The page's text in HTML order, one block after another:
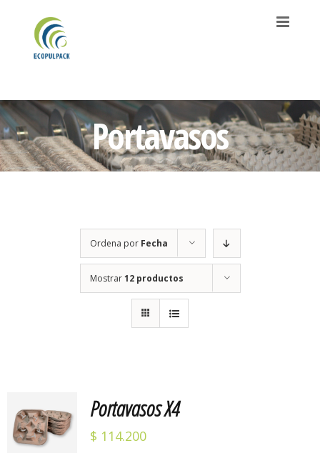
contenido
Portavasos
Ordena por Fecha
Mostrar12 productos
con5.00de 5
AL
CARRITO
Portavasos X4
$ 114.200